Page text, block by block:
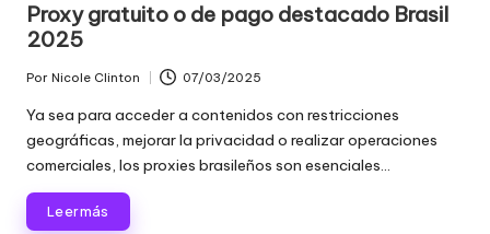
Proxy gratuito o de pago destacado Brasil
2025
Publicado
por
Por Nicole Clinton 07/03/2025
Ya sea para acceder a contenidos con restricciones
geográficas, mejorar la privacidad o realizar operaciones
comerciales, los proxies brasileños son esenciales...
Leer más